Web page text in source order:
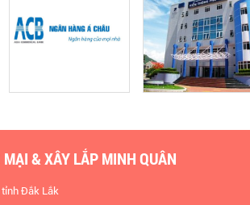
& XÂY LẮP MINH QUÂN
tỉnh Đắk Lắk